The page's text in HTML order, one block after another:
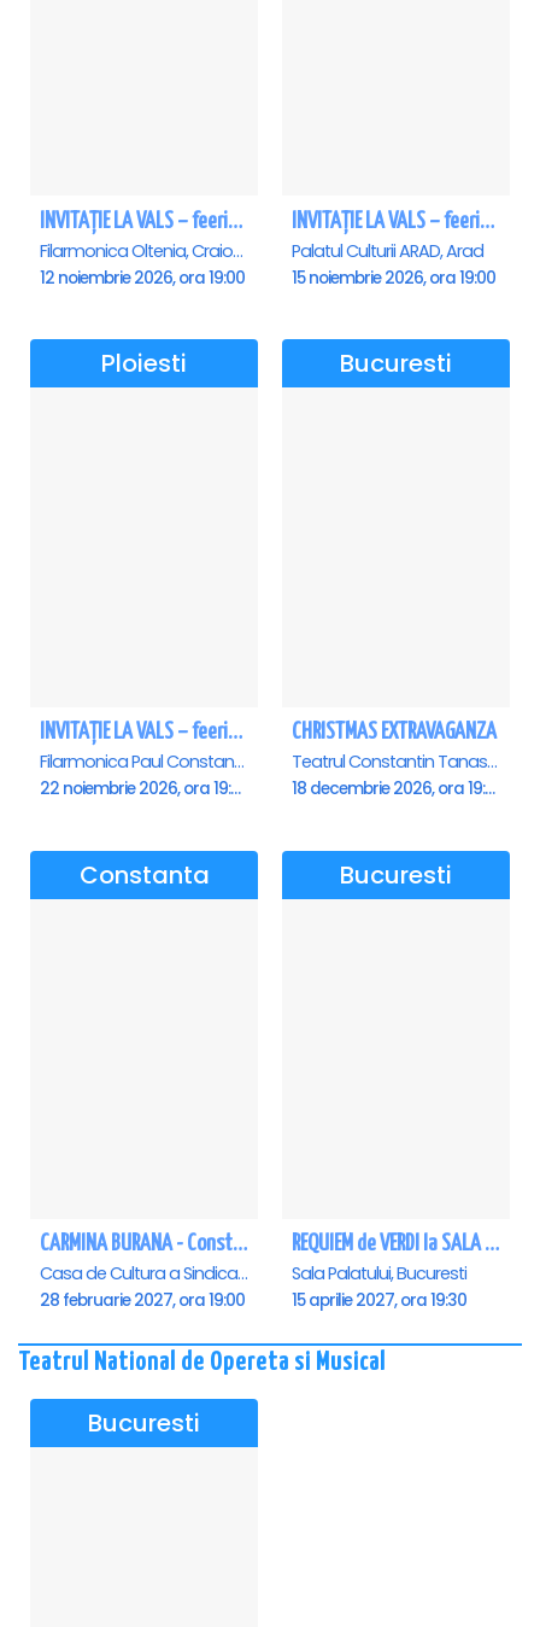
INVITAȚIE LA VALS – feerie de bal în paşi de dans - Craiova
Filarmonica Oltenia, Craiova
12 noiembrie 2026, ora 19:00
INVITAȚIE LA VALS – feerie de bal în paşi de dans - Arad
Palatul Culturii ARAD, Arad
15 noiembrie 2026, ora 19:00
Ploiesti
INVITAȚIE LA VALS – feerie de bal în paşi de dans - Ploiesti
Filarmonica Paul Constantinescu, Ploiesti
22 noiembrie 2026, ora 19:00
Bucuresti
CHRISTMAS EXTRAVAGANZA
Teatrul Constantin Tanase - Sala Savoy, Bucuresti
18 decembrie 2026, ora 19:00
Constanta
CARMINA BURANA - Constanta
Casa de Cultura a Sindicatelor - Sala Mare, Constanta
28 februarie 2027, ora 19:00
Bucuresti
REQUIEM de VERDI la SALA PALATULUI
Sala Palatului, Bucuresti
15 aprilie 2027, ora 19:30
Teatrul National de Opereta si Musical
Bucuresti